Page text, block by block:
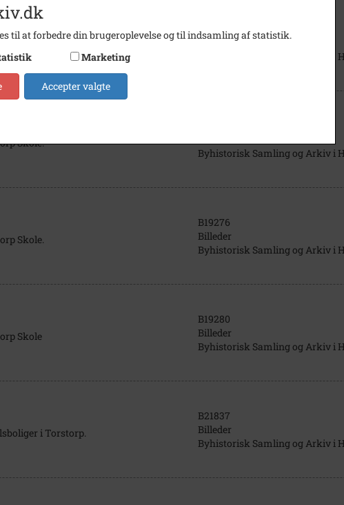
B19274
Billeder
Byhistorisk Samling og Arkiv i
Skole.
Byhistorisk Samling og Arkiv i
Skole.
B19276
Billeder
Byhistorisk Samling og Arkiv i
Skole
B19280
Billeder
Byhistorisk Samling og Arkiv i
i Torstorp.
B21837
Billeder
Byhistorisk Samling og Arkiv i
til at forbedre din brugeroplevelse og til indsamling af statistik.
Marketing
Accepter valgte